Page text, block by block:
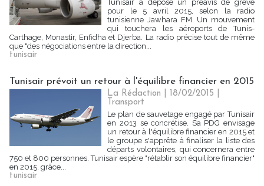
Tunisair a déposé un préavis de grève
pour le 5 avril 2015, selon la radio
tunisienne Jawhara FM. Un mouvement
qui touchera les aéroports de Tunis-
Carthage, Monastir, Enfidha et Djerba. La radio précise tout de même
que "des négociations entre la direction...
tunisair
Tunisair prévoit un retour à l'équilibre financier en 2015
La Rédaction | 18/02/2015
Transport
Le plan de sauvetage engagé par Tunisair
en 2013 se concrétise. Sa PDG envisage
un retour à l'équilibre financier en 2015 et
le groupe s'apprête à finaliser la liste des
départs volontaires, qui concernera entre
750 et 800 personnes. Tunisair espère "rétablir son équilibre financier"
en 2015, grâce...
tunisair